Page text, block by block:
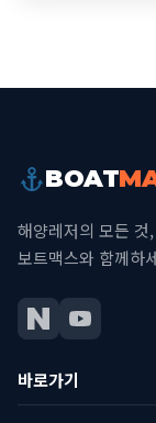
BOAT
해양레저의 모든 것,
보트맥스와 함께하
바로가기